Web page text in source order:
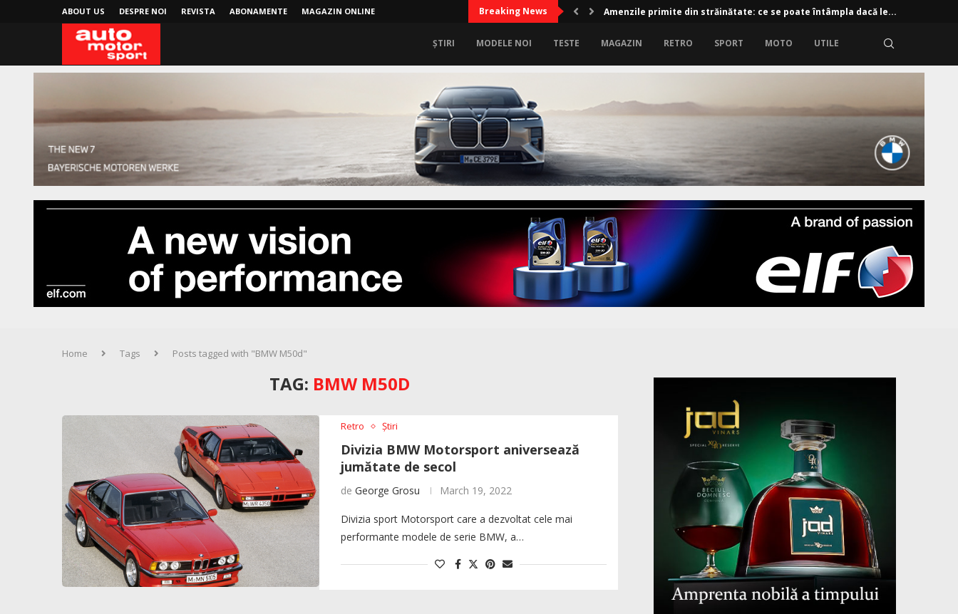
ABOUT US DESPRE NOI REVISTA ABONAMENTE MAGAZIN ONLINE Breaking News Amenzile primite din străinătate: ce se poate întâmpla dacă le...
ȘTIRI MODELE NOI TESTE MAGAZIN RETRO SPORT MOTO UTILE
Home Tags Posts tagged with "BMW M50d"
TAG: BMW M50D
Retro Știri
Divizia BMW Motorsport aniversează
jumătate de secol
de George Grosu March 19, 2022
Divizia sport Motorsport care a dezvoltat cele mai
performante modele de serie BMW, a…